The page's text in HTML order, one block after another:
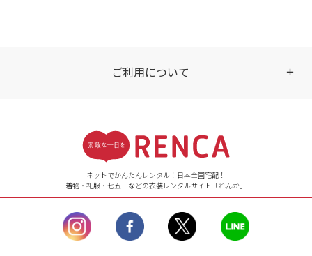
ご利用について
【ご注文（インターネット）】
24時間年中無休
【お問い合わせ窓口（メー
ル）】10:00~17:00
土曜日、日曜日、臨
時休業日を除く。
営業時間外にいただ
ネットでかんたんレンタル！日本全国宅配！
着物・礼服・七五三などの衣装レンタルサイト「れんか」